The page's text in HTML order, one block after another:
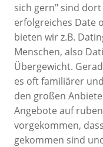
sich gern" sind
erfolgreiches Date
bieten wir z.B.
Menschen, also
Übergewicht.
es oft familiärer
den großen
Angebote auf
vorgekommen,
gekommen sind